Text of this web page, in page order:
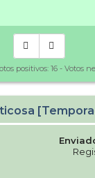
positivos: 16 - Votos